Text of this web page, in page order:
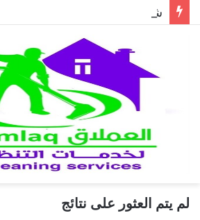
لم يتم العثور على نتائج